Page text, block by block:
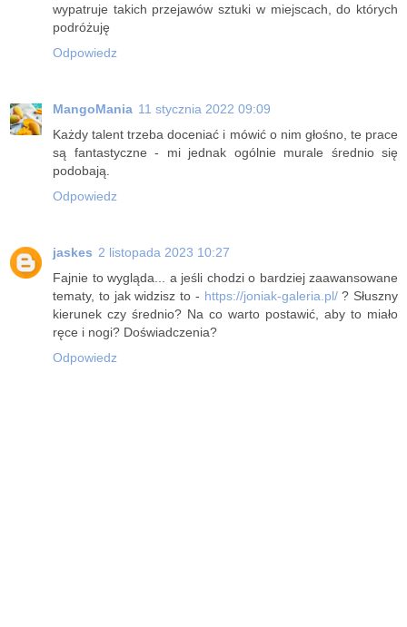
wypatruje takich przejawów sztuki w miejscach, do których
podróżuję
Odpowiedz
MangoMania 11 stycznia 2022 09:09
Każdy talent trzeba doceniać i mówić o nim głośno, te prace
są fantastyczne - mi jednak ogólnie murale średnio się
podobają.
Odpowiedz
jaskes 2 listopada 2023 10:27
Fajnie to wygląda... a jeśli chodzi o bardziej zaawansowane
tematy, to jak widzisz to - https://joniak-galeria.pl/? Słuszny
kierunek czy średnio? Na co warto postawić, aby to miało
ręce i nogi? Doświadczenia?
Odpowiedz